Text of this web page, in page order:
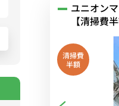
ユニオン
【清掃費半
清掃費
半額